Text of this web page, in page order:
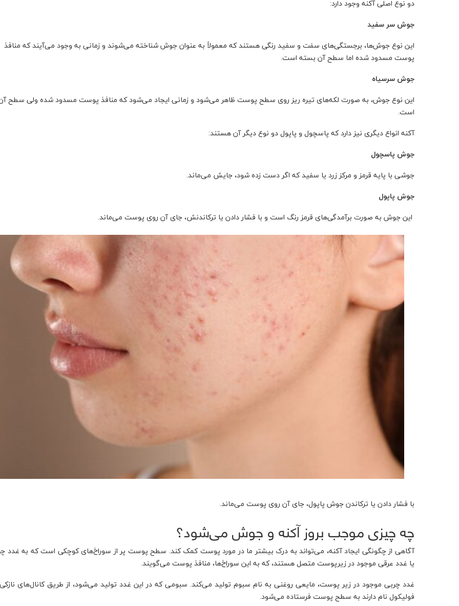
دو نوع اصلی آکنه وجود دارد:
جوش سر سفید
این نوع جوش‌ها، برجستگی‌های سفت و سفید رنگی هستند که معمولاً به عنوان جوش شناخته می‌شوند و زمانی به وجود می‌آیند که منافذ
پوست مسدود شده اما سطح آن بسته است.
جوش سرسیاه
این نوع جوش،‌ به ‌صورت لکه‌های تیره ریز روی سطح پوست ظاهر می‌شود و زمانی ایجاد می‌شود که منافذ پوست مسدود ‌شده ولی سطح آن
است.
آکنه انواع دیگری نیز دارد که پاسچول و پاپول دو نوع دیگر آن هستند:
جوش پاسچول
جوشی با پایه قرمز و مرکز زرد یا سفید که اگر دست زده شود، جایش می‌ماند.
جوش پاپول
این جوش به صورت برآمدگی‌های قرمز رنگ است و با فشار دادن یا ترکاندنش، جای آن روی پوست می‌ماند.
با فشار دادن یا ترکاندن جوش پاپول، جای آن روی پوست می‌ماند.
چه چیزی موجب بروز آکنه و جوش می‌شود؟
آگاهی از چگونگی ایجاد آکنه، می‌تواند به درک بیشتر ما در مورد پوست کمک کند. سطح پوست پر از سوراخ‌های کوچکی است که به غدد
یا غدد عرقی موجود در زیرپوست متصل هستند، که به این سوراخ‌ها، منافذ پوست می‌گویند.
غدد چربی موجود در زیر پوست، مایعی روغنی به نام سبوم تولید می‌کند. سبومی که در این غدد تولید می‌شود، از طریق کانال‌های
فولیکول نام دارند به سطح پوست فرستاده می‌شود.